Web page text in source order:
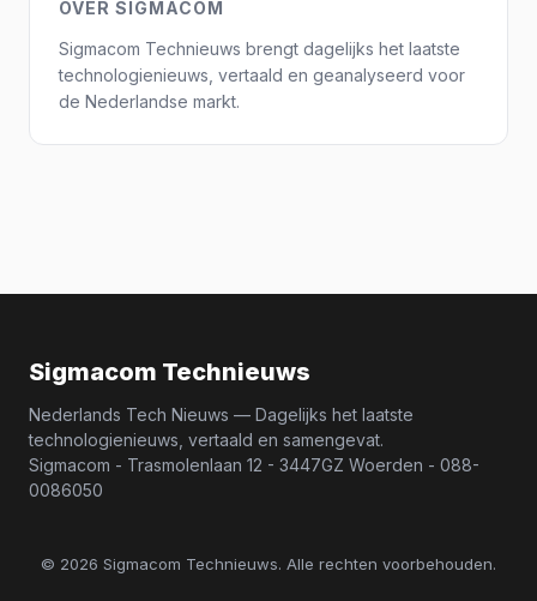
OVER SIGMACOM
Sigmacom Technieuws brengt dagelijks het laatste
technologienieuws, vertaald en geanalyseerd voor
de Nederlandse markt.
Sigmacom Technieuws
Nederlands Tech Nieuws — Dagelijks het laatste
technologienieuws, vertaald en samengevat.
Sigmacom - Trasmolenlaan 12 - 3447GZ Woerden - 088-
0086050
© 2026 Sigmacom Technieuws. Alle rechten voorbehouden.